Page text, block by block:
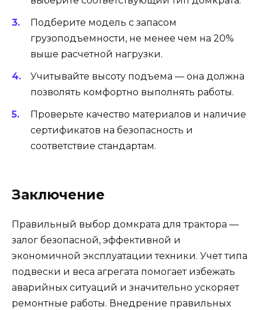
Подберите модель с запасом
грузоподъемности, не менее чем на 20%
выше расчетной нагрузки.
Учитывайте высоту подъема — она должна
позволять комфортно выполнять работы.
Проверьте качество материалов и наличие
сертификатов на безопасность и
соответствие стандартам.
Заключение
Правильный выбор домкрата для трактора —
залог безопасной, эффективной и
экономичной эксплуатации техники. Учет типа
подвески и веса агрегата помогает избежать
аварийных ситуаций и значительно ускоряет
ремонтные работы. Внедрение правильных